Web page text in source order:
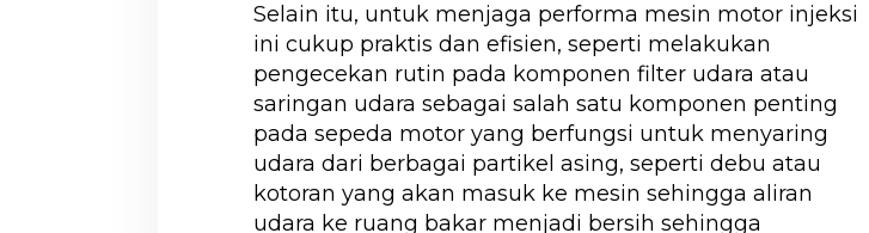
Selain itu, untuk menjaga performa mesin motor injeksi
ini cukup praktis dan efisien, seperti melakukan
pengecekan rutin pada komponen filter udara atau
saringan udara sebagai salah satu komponen penting
pada sepeda motor yang berfungsi untuk menyaring
udara dari berbagai partikel asing, seperti debu atau
kotoran yang akan masuk ke mesin sehingga aliran
udara ke ruang bakar menjadi bersih sehingga